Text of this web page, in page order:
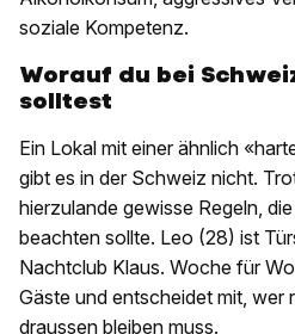
soziale Kompetenz.
Worauf du bei
solltest
Ein Lokal mit einer ähnlich
gibt es in der Schweiz nicht.
hierzulande gewisse Regeln,
beachten sollte. Leo (28) ist
Nachtclub Klaus. Woche für
Gäste und entscheidet mit, wer
draussen bleiben muss.